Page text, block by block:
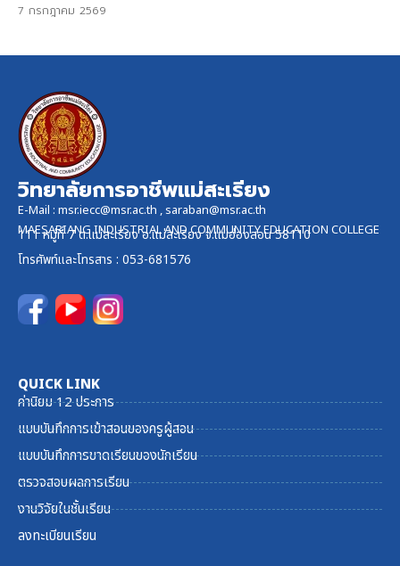
7 กรกฎาคม 2569
วิทยาลัยการอาชีพแม่สะเรียง
E-Mail : msr.iecc@msr.ac.th ,saraban@msr.ac.th
MAESARIANG INDUSTRIAL AND COMMUNITY EDUCATION COLLEGE
111 หมู่ที่ 7 ต.แม่สะเรียง อ.แม่สะเรียง จ.แม่ฮ่องสอน 58110
โทรศัพท์และโทรสาร : 053-681576
QUICK LINK
ค่านิยม 12 ประการ
แบบบันทึกการเข้าสอนของครูผู้สอน
แบบบันทึกการขาดเรียนของนักเรียน
ตรวจสอบผลการเรียน
งานวิจัยในชั้นเรียน
ลงทะเบียนเรียน